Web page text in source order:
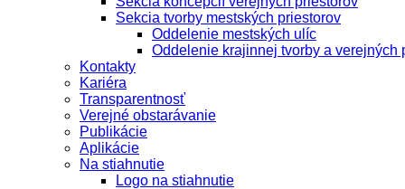
Sekcia tvorby mestských priestorov
Oddelenie mestských ulíc
Oddelenie krajinnej tvorby a verejných
Kontakty
Kariéra
Transparentnosť
Verejné obstarávanie
Publikácie
Aplikácie
Na stiahnutie
Logo na stiahnutie